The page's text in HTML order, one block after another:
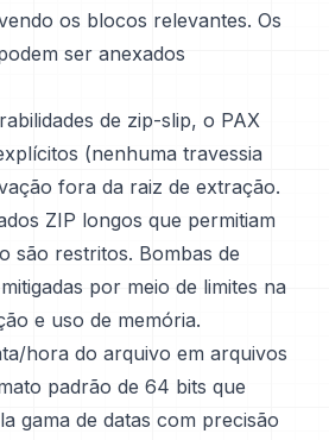
os blocos relevantes. Os
ser anexados
de zip-slip, o PAX
(nenhuma travessia
fora da raiz de extração.
ZIP longos que permitiam
são restritos. Bombas de
por meio de limites na
e uso de memória.
hora do arquivo em arquivos
padrão de 64 bits que
gama de datas com precisão